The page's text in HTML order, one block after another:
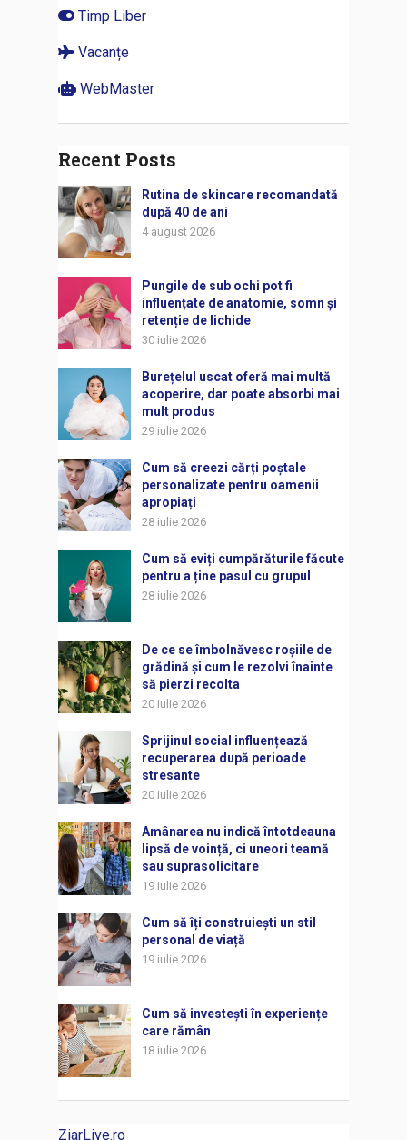
Timp Liber
Vacanțe
WebMaster
Recent Posts
Rutina de skincare recomandată
după 40 de ani
4 august 2026
Pungile de sub ochi pot fi
influențate de anatomie, somn și
retenție de lichide
30 iulie 2026
Burețelul uscat oferă mai multă
acoperire, dar poate absorbi mai
mult produs
29 iulie 2026
Cum să creezi cărți poștale
personalizate pentru oamenii
apropiați
28 iulie 2026
Cum să eviți cumpărăturile făcute
pentru a ține pasul cu grupul
28 iulie 2026
De ce se îmbolnăvesc roșiile de
grădină și cum le rezolvi înainte
să pierzi recolta
20 iulie 2026
Sprijinul social influențează
recuperarea după perioade
stresante
20 iulie 2026
Amânarea nu indică întotdeauna
lipsă de voință, ci uneori teamă
sau suprasolicitare
19 iulie 2026
Cum să îți construiești un stil
personal de viață
19 iulie 2026
Cum să investești în experiențe
care rămân
18 iulie 2026
ZiarLive.ro